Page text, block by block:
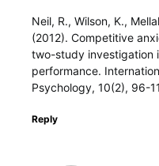
Neil, R., Wilson, K.,
(2012). Competitive
two-study investigation
performance.
Psychology, 10(2), 96-
Reply